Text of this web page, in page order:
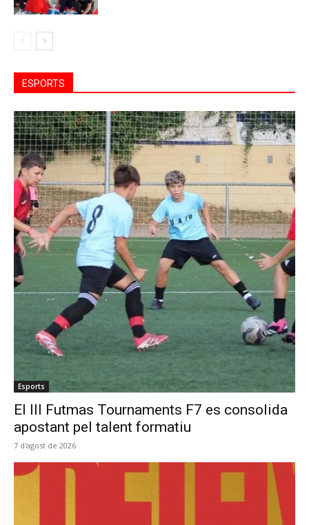
ESPORTS
Esports
El III Futmas Tournaments F7 es consolida
apostant pel talent formatiu
7 d'agost de 2026